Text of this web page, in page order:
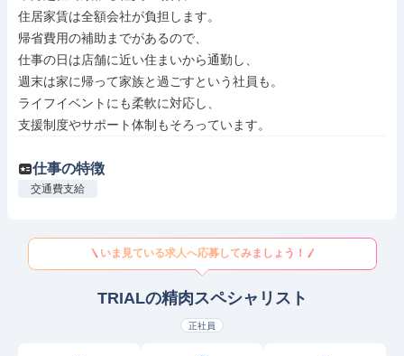
住居家賃は全額会社が負担します。
帰省費用の補助までがあるので、
仕事の日は店舗に近い住まいから通勤し、
週末は家に帰って家族と過ごすという社員も。
ライフイベントにも柔軟に対応し、
支援制度やサポート体制もそろっています。
仕事の特徴
交通費支給
いま見ている求人へ応募してみましょう！
TRIALの精肉スペシャリスト
正社員